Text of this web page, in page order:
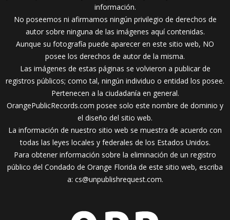
información.
No poseemos ni afirmamos ningún privilegio de derechos de
autor sobre ninguna de las imágenes aquí contenidas.
Aunque su fotografía puede aparecer en este sitio web, NO
posee los derechos de autor de la misma.
Las imágenes de estas páginas se volvieron a publicar de
registros públicos; como tal, ningún individuo o entidad los posee.
Pertenecen a la ciudadanía en general.
OrangePublicRecords.com posee solo este nombre de dominio y
el diseño del sitio web.
La información de nuestro sitio web se muestra de acuerdo con
todas las leyes locales y federales de los Estados Unidos.
Para obtener información sobre la eliminación de un registro
público del Condado de Orange Florida de este sitio web, escriba
a: cs@unpublishrequest.com.